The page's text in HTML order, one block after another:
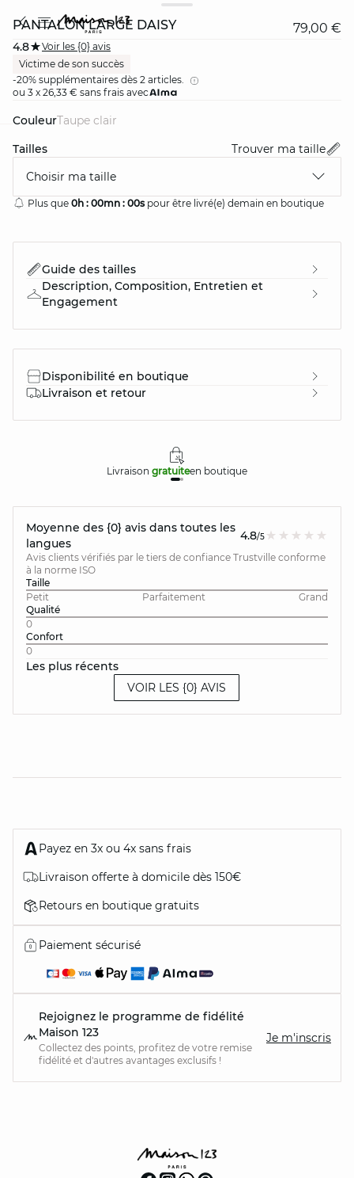
PANTALON LARGE DAISY 79,00 €
4.8
Voir les {0} avis
Victime de son succès
-20% supplémentaires dès 2 articles.
ou 3 x 26,33 € sans frais avec
Couleur taupe clair
Tailles
Trouver ma taille
Choisir ma taille
Plus que 0h : 00mn : 00spour être livré(e) demain en boutique
Guide des tailles
Description, Composition, Entretien et
Engagement
Disponibilité en boutique
Livraison et retour
Livraison gratuiteen boutique
Moyenne des {0} avis dans toutes les
langues
4.8/5
Avis clients vérifiés par le tiers de confiance Trustville conforme
à la norme ISO
Taille
Petit
Parfaitement
Grand
Qualité
0
Confort
0
Les plus récents
VOIR LES {0} AVIS
Payez en 3x ou 4x sans frais
Livraison offerte à domicile dès 150€
Retours en boutique gratuits
Paiement sécurisé
Rejoignez le programme de fidélité
Maison 123
Collectez des points, profitez de votre remise
fidélité et d'autres avantages exclusifs !
Je m'inscris